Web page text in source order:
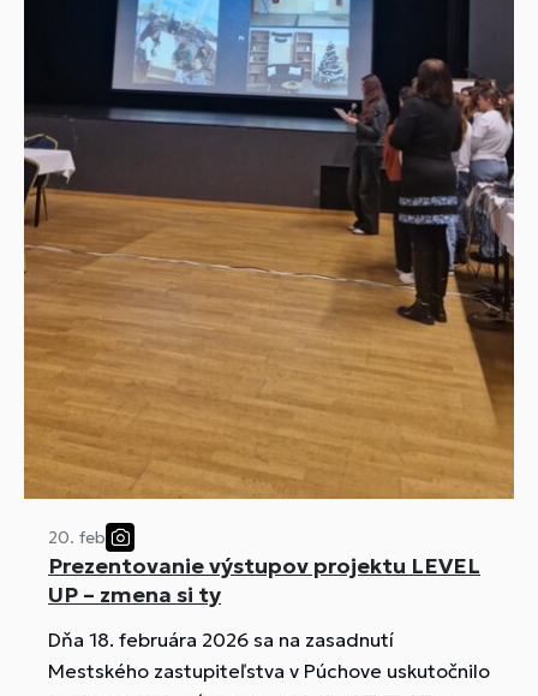
20. feb
Prezentovanie výstupov projektu LEVEL
UP – zmena si ty
Dňa 18. februára 2026 sa na zasadnutí
Mestského zastupiteľstva v Púchove uskutočnilo